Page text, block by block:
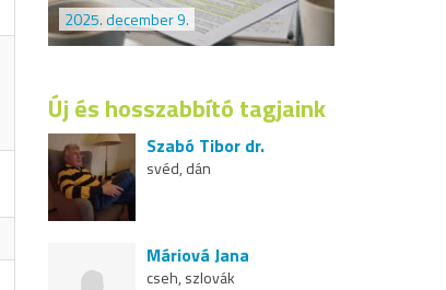
2025. december 9.
Új és hosszabbító tagjaink
Szabó Tibor dr.
svéd, dán
Máriová Jana
cseh, szlovák